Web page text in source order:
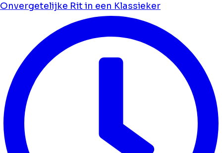
Onvergetelijke Rit in een Klassieker